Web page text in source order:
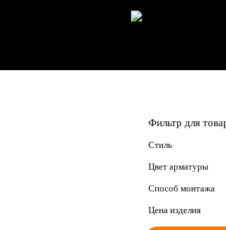
Фильтр для
Стиль
Цвет арматуры
Способ монтажа
Цена изделия